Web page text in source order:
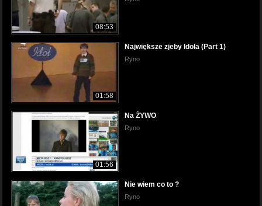
08:53
01:58
Największe zjeby Idola (Part 1)
Ryno
01:56
Na ŻYWO
Ryno
Nie wiem co to ?
Ryno